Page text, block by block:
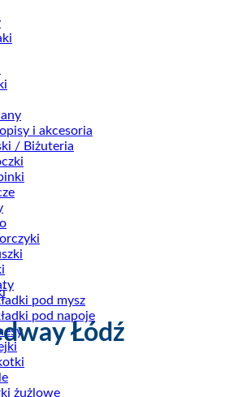
i akcesoria
/ Biżuteria
pod mysz
pod napoje
żużlowe
Łódź